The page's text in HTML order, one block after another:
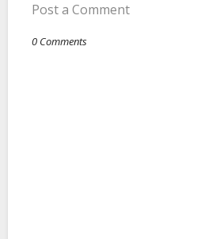
Post a Comment
0 Comments